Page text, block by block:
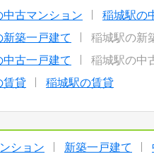
中古マンション
稲城駅の
新築一戸建て
稲城駅の新
中古一戸建て
稲城駅の中
賃貸 稲城駅の賃貸
ション 新築一戸建て